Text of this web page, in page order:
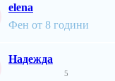
elena
Фен от 8 години
Надежда
5